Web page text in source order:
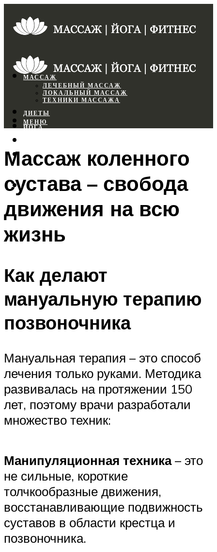
МАССАЖ
ЛЕЧЕБНЫЙ МАССАЖ
ЛОКАЛЬНЫЙ МАССАЖ
ТЕХНИКИ МАССАЖА
ДИЕТЫ
ЙОГА
ФИТНЕС
МЕНЮ
МЕНЮ
Массаж коленного
сустава – свобода
движения на всю
жизнь
Как делают
мануальную терапию
позвоночника
Мануальная терапия – это способ
лечения только руками. Методика
развивалась на протяжении 150
лет, поэтому врачи разработали
множество техник:
Манипуляционная техника– это
не сильные, короткие
толчкообразные движения,
восстанавливающие подвижность
суставов в области крестца и
позвоночника.